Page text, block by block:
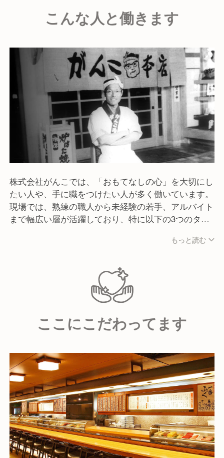
こんな人と働きます
株式会社がんこでは、「おもてなしの心」を大切にし
たい人や、手に職をつけたい人が多く働いています。
現場では、熟練の職人から未経験の若手、アルバイト
まで幅広い層が活躍しており、特に以下の3つのタイ
「和」の技術を学びたい人：本格的な寿司や懐石料理
人と接するのが好きな人：マニュアルを超えた「おも
てなし」を重視するため、お客様の喜びを自分の活力
安定して長く働きたい人：飲食業界では珍しい手厚い
福利厚生（寮や家族支援）に魅力を感じ、腰を据えて
もっと読む
ここにこだわってます